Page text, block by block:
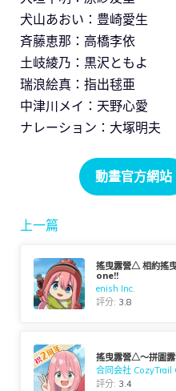
犬山あおい：豊崎愛生
斉藤恵那：高橋李依
土岐綾乃：黒沢ともよ
瑞浪絵真：指出毬亜
中津川メイ：天野心愛
ナレーション：大塚明夫
動畫官方網站
上一篇
搖曳露營△ 相約搖
one!!
enish Inc.
評分: 3.8
搖曳露營△～拼圖
合同会社 CozyTrail
評分: 3.4